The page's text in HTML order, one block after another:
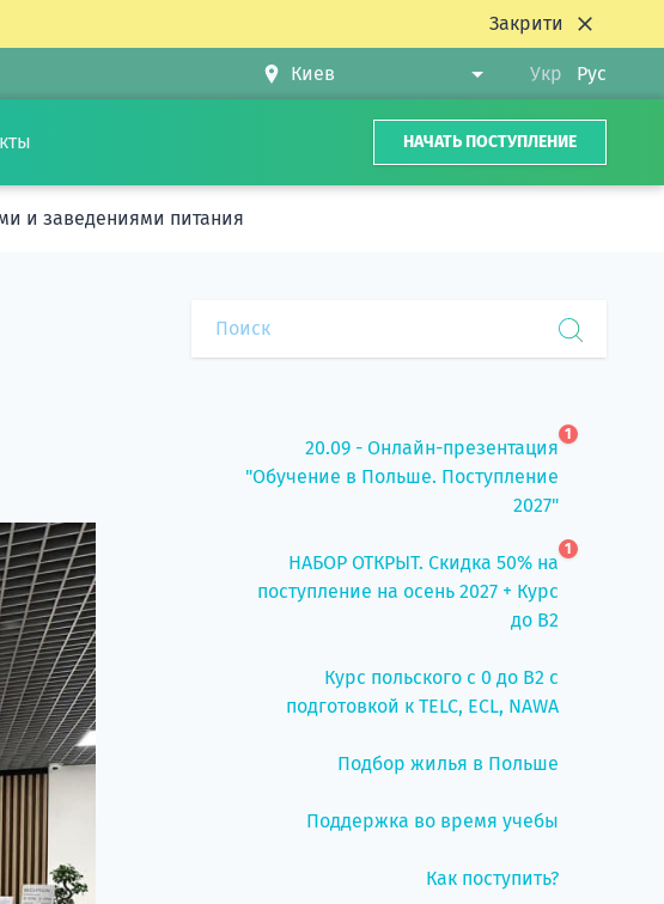
Закрити
Укр Рус
НАЧАТЬ ПОСТУПЛЕНИЕ
и заведениями питания
20.09 - Онлайн-презентация
"Обучение в Польше. Поступление
2027"
1
НАБОР ОТКРЫТ. Скидка 50% на
поступление на осень 2027 + Курс
до B2
1
Курс польского с 0 до B2 с
подготовкой к TELC, ECL, NAWA
Подбор жилья в Польше
Поддержка во время учебы
Как поступить?